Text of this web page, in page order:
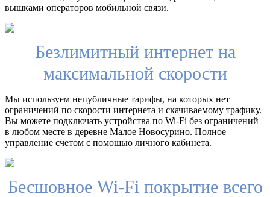
вышками операторов мобильной связи.
Безлимитный интернет на
максимальной скорости
Мы используем непубличные тарифы, на которых нет
ограничений по скорости интернета и скачиваемому трафику.
Вы можете подключать устройства по Wi-Fi без ограничений
в любом месте в деревне Малое Новосурино. Полное
управление счетом с помощью личного кабинета.
Бесшовное Wi-Fi покрытие всего